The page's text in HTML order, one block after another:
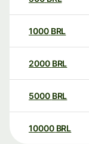
1000 BRL
2000 BRL
5000 BRL
10000 BRL